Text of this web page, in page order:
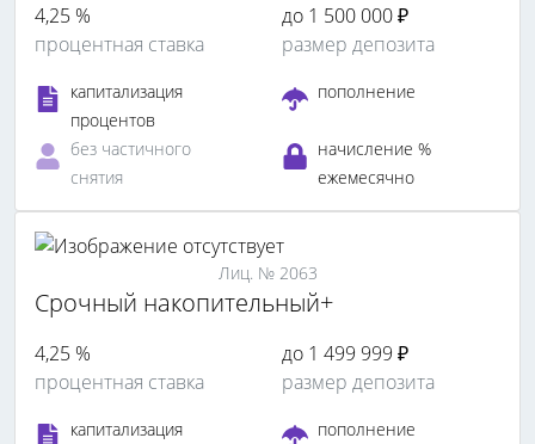
4,25 %
процентная ставка
до 1 500 000 ₽
размер депозита
капитализация
процентов
пополнение
без частичного
снятия
начисление %
ежемесячно
Лиц. № 2063
Срочный накопительный+
4,25 %
процентная ставка
до 1 499 999 ₽
размер депозита
капитализация
пополнение